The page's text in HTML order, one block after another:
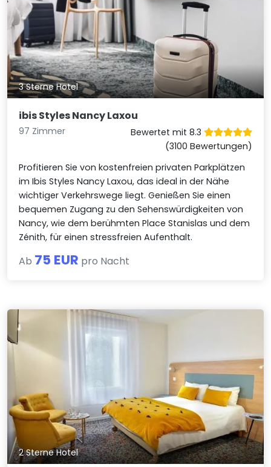
3 Sterne Hotel
ibis Styles Nancy Laxou
97 Zimmer
Bewertet mit 8.3
(3100 Bewertungen)
Profitieren Sie von kostenfreien privaten Parkplätzen
im Ibis Styles Nancy Laxou, das ideal in der Nähe
wichtiger Verkehrswege liegt. Genießen Sie einen
bequemen Zugang zu den Sehenswürdigkeiten von
Nancy, wie dem berühmten Place Stanislas und dem
Zénith, für einen stressfreien Aufenthalt.
Ab 75 EUR pro Nacht
2 Sterne Hotel